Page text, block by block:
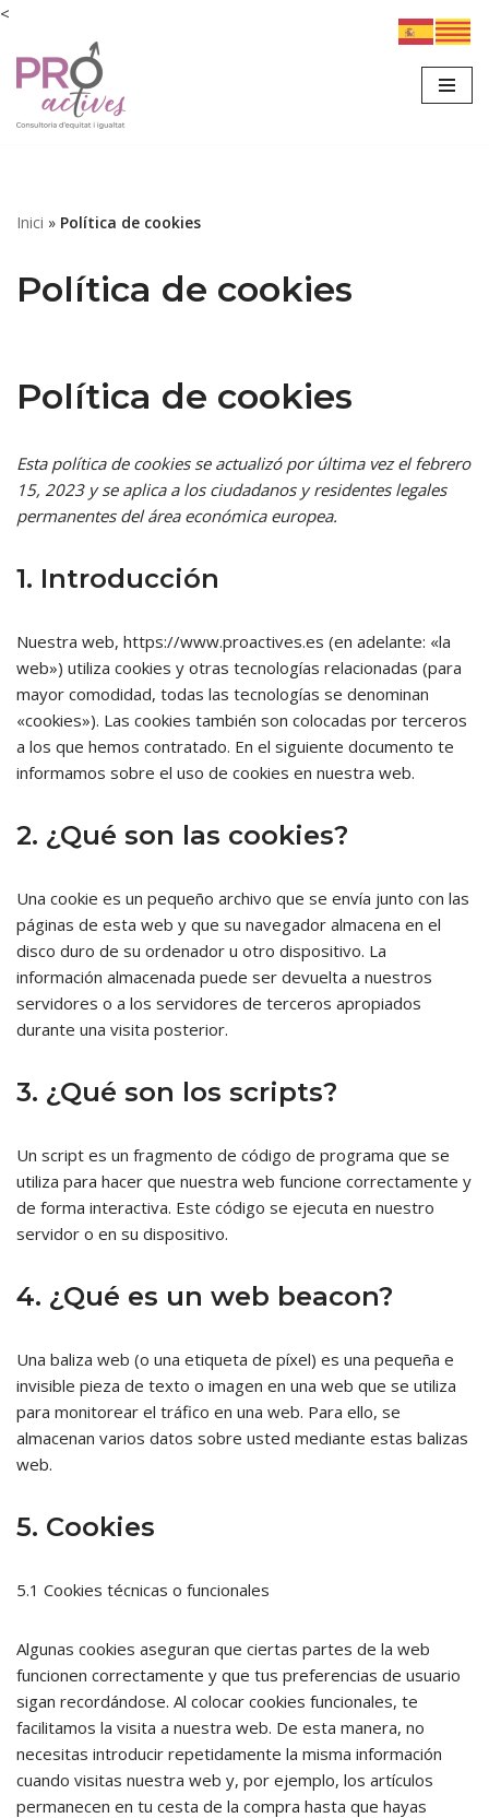
<
Saltar
Inici » Política de cookies
Política de cookies
Política de cookies
Esta política de cookies se actualizó por última vez el febrero
15, 2023 y se aplica a los ciudadanos y residentes legales
permanentes del área económica europea.
1. Introducción
Nuestra web, https://www.proactives.es (en adelante: «la
web») utiliza cookies y otras tecnologías relacionadas (para
mayor comodidad, todas las tecnologías se denominan
«cookies»). Las cookies también son colocadas por terceros
a los que hemos contratado. En el siguiente documento te
informamos sobre el uso de cookies en nuestra web.
2. ¿Qué son las cookies?
Una cookie es un pequeño archivo que se envía junto con las
páginas de esta web y que su navegador almacena en el
disco duro de su ordenador u otro dispositivo. La
información almacenada puede ser devuelta a nuestros
servidores o a los servidores de terceros apropiados
durante una visita posterior.
3. ¿Qué son los scripts?
Un script es un fragmento de código de programa que se
utiliza para hacer que nuestra web funcione correctamente y
de forma interactiva. Este código se ejecuta en nuestro
servidor o en su dispositivo.
4. ¿Qué es un web beacon?
Una baliza web (o una etiqueta de píxel) es una pequeña e
invisible pieza de texto o imagen en una web que se utiliza
para monitorear el tráfico en una web. Para ello, se
almacenan varios datos sobre usted mediante estas balizas
web.
5. Cookies
5.1 Cookies técnicas o funcionales
Algunas cookies aseguran que ciertas partes de la web
funcionen correctamente y que tus preferencias de usuario
sigan recordándose. Al colocar cookies funcionales, te
facilitamos la visita a nuestra web. De esta manera, no
necesitas introducir repetidamente la misma información
cuando visitas nuestra web y, por ejemplo, los artículos
permanecen en tu cesta de la compra hasta que hayas